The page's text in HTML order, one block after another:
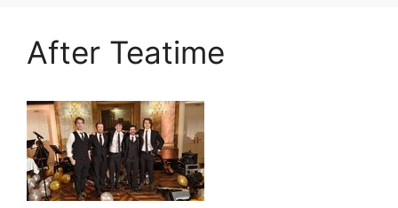
After Teatime